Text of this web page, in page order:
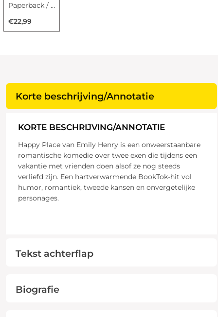
Paperback / softback
€22,99
Korte beschrijving/Annotatie
KORTE BESCHRIJVING/ANNOTATIE
Happy Place van Emily Henry is een onweerstaanbare
romantische komedie over twee exen die tijdens een
vakantie met vrienden doen alsof ze nog steeds
verliefd zijn. Een hartverwarmende BookTok-hit vol
humor, romantiek, tweede kansen en onvergetelijke
personages.
Tekst achterflap
Biografie